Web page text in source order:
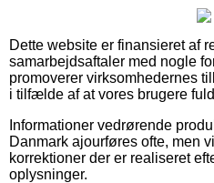
Dette website er finansieret af
samarbejdsaftaler med nogle
promoverer virksomhedernes
i tilfælde af at vores brugere
Informationer vedrørende
Danmark ajourføres ofte, men
korrektioner der er realiseret
oplysninger.